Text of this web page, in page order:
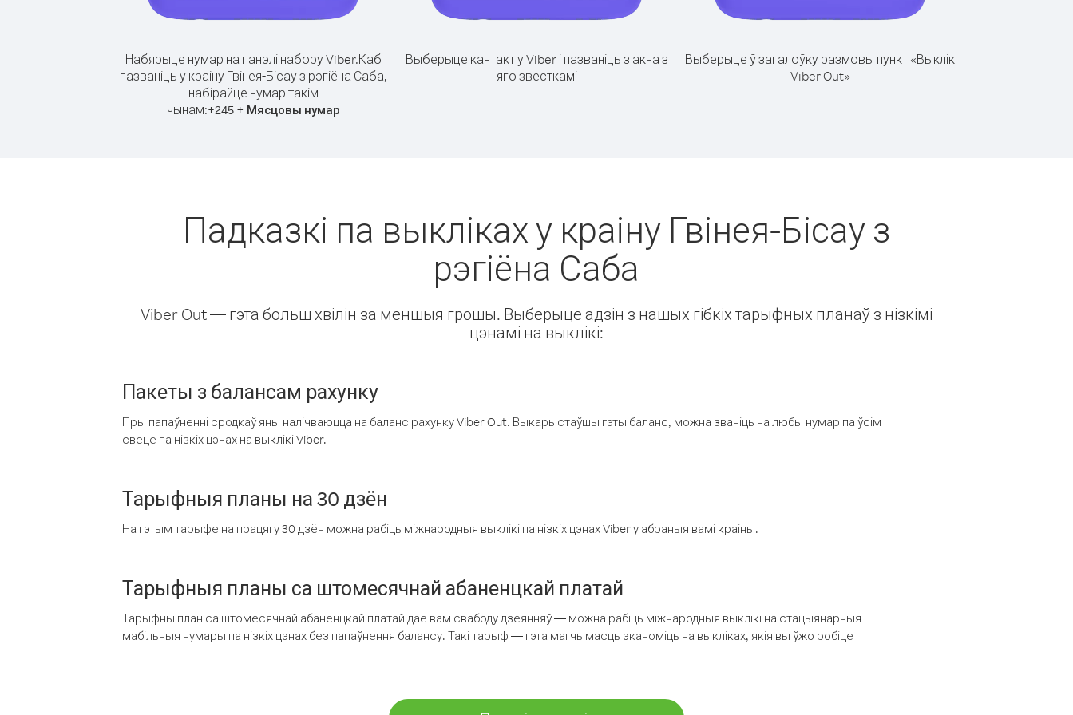
Набярыце нумар на панэлі набору Viber.Каб
пазваніць у краіну Гвінея-Бісау з рэгіёна Саба,
набірайце нумар такім
чынам:+245+ Мясцовы нумар
Выберыце кантакт у Viber і пазваніць з акна з
яго звесткамі
Выберыце ў загалоўку размовы пункт «Выклік
Viber Out»
Падказкі па выкліках у краіну Гвінея-Бісау з
рэгіёна Саба
Viber Out — гэта больш хвілін за меншыя грошы. Выберыце адзін з нашых гібкіх тарыфных планаў з нізкімі
цэнамі на выклікі:
Пакеты з балансам рахунку
Пры папаўненні сродкаў яны налічваюцца на баланс рахунку Viber Out. Выкарыстаўшы гэты баланс, можна званіць на любы нумар па ўсім
свеце па нізкіх цэнах на выклікі Viber.
Тарыфныя планы на 30 дзён
На гэтым тарыфе на працягу 30 дзён можна рабіць міжнародныя выклікі па нізкіх цэнах Viber у абраныя вамі краіны.
Тарыфныя планы са штомесячнай абаненцкай платай
Тарыфны план са штомесячнай абаненцкай платай дае вам свабоду дзеянняў — можна рабіць міжнародныя выклікі на стацыянарныя і
мабільныя нумары па нізкіх цэнах без папаўнення балансу. Такі тарыф — гэта магчымасць эканоміць на выкліках, якія вы ўжо робіце